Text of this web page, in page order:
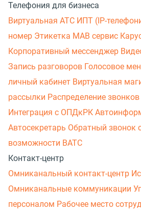
Телефония для бизнеса
Виртуальная АТС ИПТ (IP-
номер Этикетка МАВ сервис
Корпоративный мессенджер
Запись разговоров Голосовое
личный кабинет Виртуальная
рассылки Распределение звонков
Интеграция с ОПДкРК
Автосекретарь Обратный звонок
возможности ВАТС
Контакт-центр
Омниканальный контакт-центр
Омниканальные коммуникации
персоналом Рабочее место